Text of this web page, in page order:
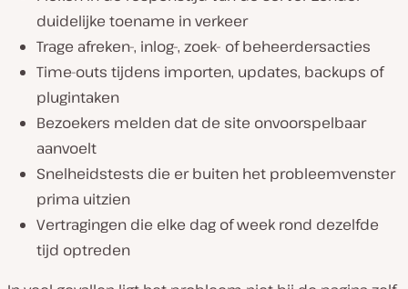
duidelijke toename in verkeer
Trage afreken-, inlog-, zoek- of beheerdersacties
Time-outs tijdens importen, updates, backups of
plugintaken
Bezoekers melden dat de site onvoorspelbaar
aanvoelt
Snelheidstests die er buiten het probleemvenster
prima uitzien
Vertragingen die elke dag of week rond dezelfde
tijd optreden